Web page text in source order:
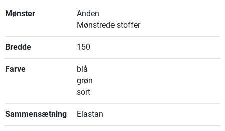
Mønster
Anden
Mønstrede stoffer
Bredde 150
Farve
blå
grøn
sort
Sammensætning Elastan